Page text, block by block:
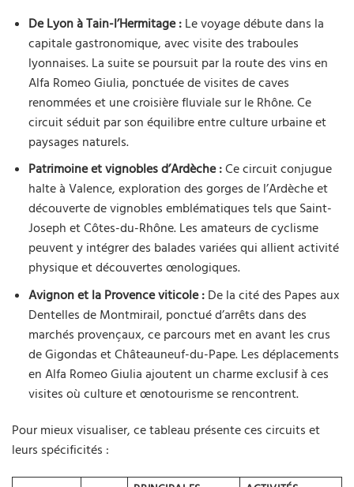
De Lyon à Tain-l’Hermitage :Le voyage débute dans la
capitale gastronomique, avec visite des traboules
lyonnaises. La suite se poursuit par la route des vins en
Alfa Romeo Giulia, ponctuée de visites de caves
renommées et une croisière fluviale sur le Rhône. Ce
circuit séduit par son équilibre entre culture urbaine et
paysages naturels.
Patrimoine et vignobles d’Ardèche :Ce circuit conjugue
halte à Valence, exploration des gorges de l’Ardèche et
découverte de vignobles emblématiques tels que Saint-
Joseph et Côtes-du-Rhône. Les amateurs de cyclisme
peuvent y intégrer des balades variées qui allient activité
physique et découvertes œnologiques.
Avignon et la Provence viticole :De la cité des Papes aux
Dentelles de Montmirail, ponctué d’arrêts dans des
marchés provençaux, ce parcours met en avant les crus
de Gigondas et Châteauneuf-du-Pape. Les déplacements
en Alfa Romeo Giulia ajoutent un charme exclusif à ces
visites où culture et œnotourisme se rencontrent.
Pour mieux visualiser, ce tableau présente ces circuits et
leurs spécificités :